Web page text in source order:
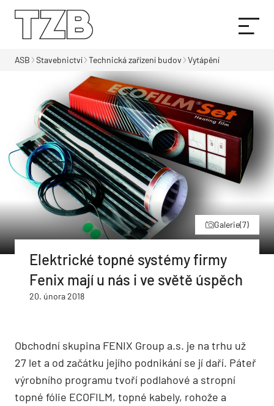
ASB Stavebnictví Technická zařízení budov Vytápění
Galerie(7)
Elektrické topné systémy firmy
Fenix mají u nás i ve světě úspěch
20. února 2018
Obchodní skupina FENIX Group a.s. je na trhu už
27 let a od začátku jejího podnikání se jí daří. Páteř
výrobního programu tvoří podlahové a stropní
topné fólie ECOFILM, topné kabely, rohože a